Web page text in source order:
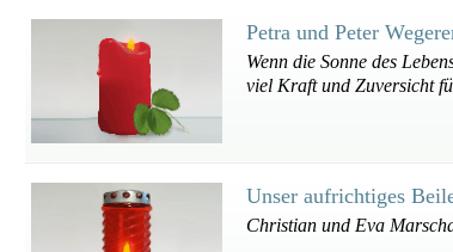
Petra und Peter
Wenn die Sonne des
viel Kraft und Zuversicht
Unser aufrichtiges
Christian und Eva